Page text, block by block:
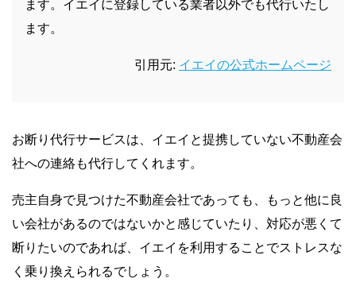
ます。イエイに登録している業者以外でも代行いたし
ます。
引用元: イエイの公式ホームページ
お断り代行サービスは、イエイと提携していない不動産会
社への連絡も代行してくれます。
売主自身で見つけた不動産会社であっても、もっと他に良
い会社があるのではないかと感じていたり、対応が悪くて
断りたいのであれば、イエイを利用することでストレスな
く乗り換えられるでしょう。